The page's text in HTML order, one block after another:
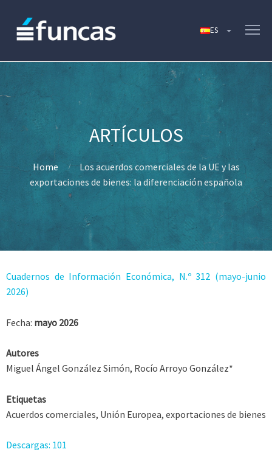
Home
Los acuerdos comerciales de la UE y las
exportaciones de bienes: la diferenciación española
Cuadernos de Información Económica, N.º 312 (mayo-junio
2026)
Fecha: mayo 2026
Autores
Miguel Ángel González Simón, Rocío Arroyo González*
Etiquetas
Acuerdos comerciales, Unión Europea, exportaciones de bienes
Descargas: 101